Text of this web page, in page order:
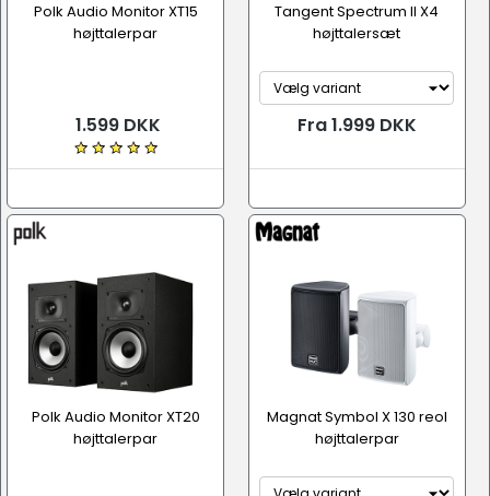
Polk Audio Monitor XT15
højttalerpar
1.599 DKK
Tangent Spectrum II X4
højttalersæt
Fra 1.999 DKK
Polk Audio Monitor XT20
højttalerpar
Magnat Symbol X 130 reol
højttalerpar